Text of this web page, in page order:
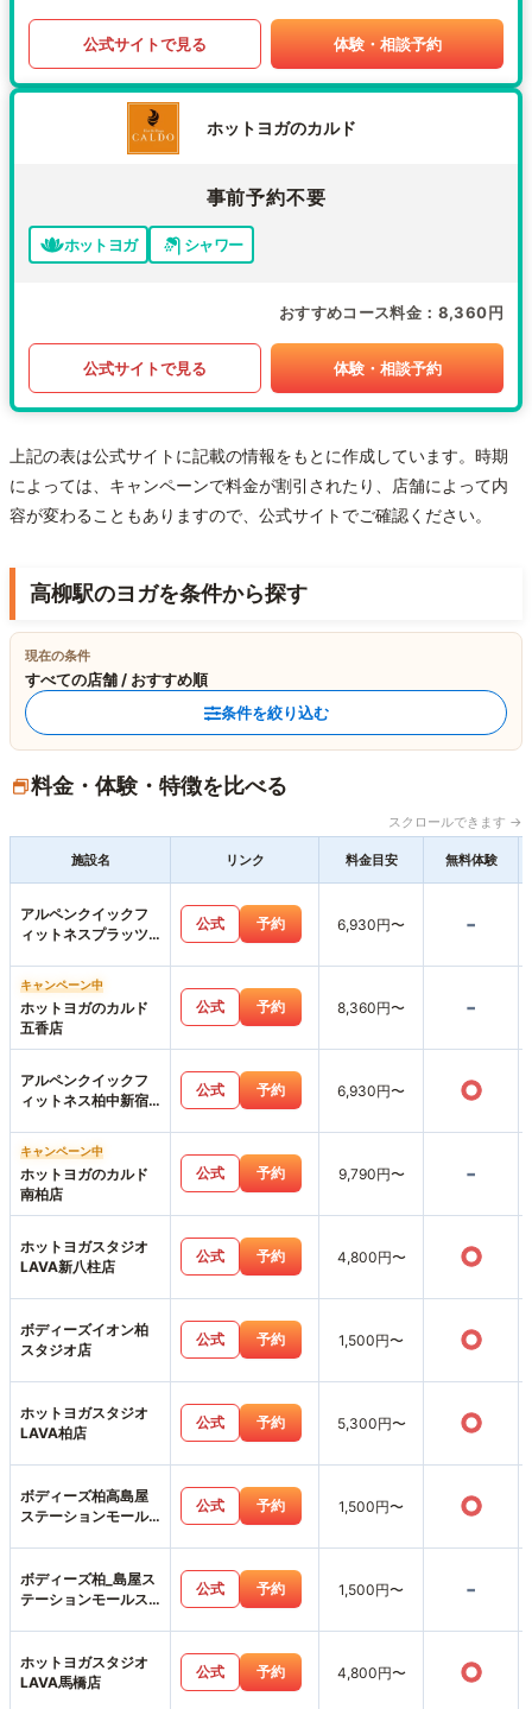
公式サイトで見る 体験・相談予約
ホットヨガのカルド
事前予約不要
ホットヨガ シャワー
おすすめコース料金 8,360円
公式サイトで見る 体験・相談予約
上記の表は公式サイトに記載の情報をもとに作成しています。時期
によっては、キャンペーンで料金が割引されたり、店舗によって内
容が変わることもありますので、公式サイトでご確認ください。
高柳駅のヨガを条件から探す
現在の条件
すべての店舗 / おすすめ順
条件を絞り込む
料金・体験・特徴を比べる
スクロールできます →
施設名 リンク 料金目安 無料体験
アルペンクイックフ
ィットネスプラッツ
公式 予約 6,930円〜 -
キャンペーン中
ホットヨガのカルド
五香店
公式 予約 8,360円〜 -
アルペンクイックフ
ィットネス柏中新宿
公式 予約 6,930円〜 ○
キャンペーン中
ホットヨガのカルド
南柏店
公式 予約 9,790円〜 -
ホットヨガスタジオ
LAVA新八柱店
公式 予約 4,800円〜 ○
ボディーズイオン柏
スタジオ店
公式 予約 1,500円〜 ○
ホットヨガスタジオ
LAVA柏店
公式 予約 5,300円〜 ○
ボディーズ柏高島屋
ステーションモール
公式 予約 1,500円〜 ○
ボディーズ柏_島屋ス
テーションモールス
公式 予約 1,500円〜 -
ホットヨガスタジオ
LAVA馬橋店
公式 予約 4,800円〜 ○